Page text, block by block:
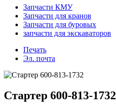
Запчасти КМУ
Запчасти для кранов
Запчасти для буровых
запчасти для экскаваторов
Печать
Эл. почта
Стартер 600-813-1732